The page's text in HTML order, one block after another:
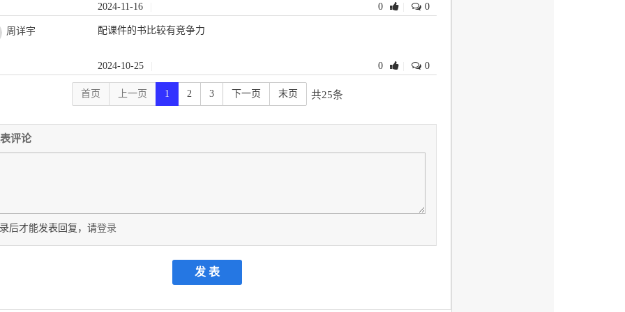
2024-11-16 0 0
周详宇 配课件的书比较有竞争力
2024-10-25 0 0
首页 上一页 1 2 3 下一页 末页 共25条
评论
后才能发表回复，请登录